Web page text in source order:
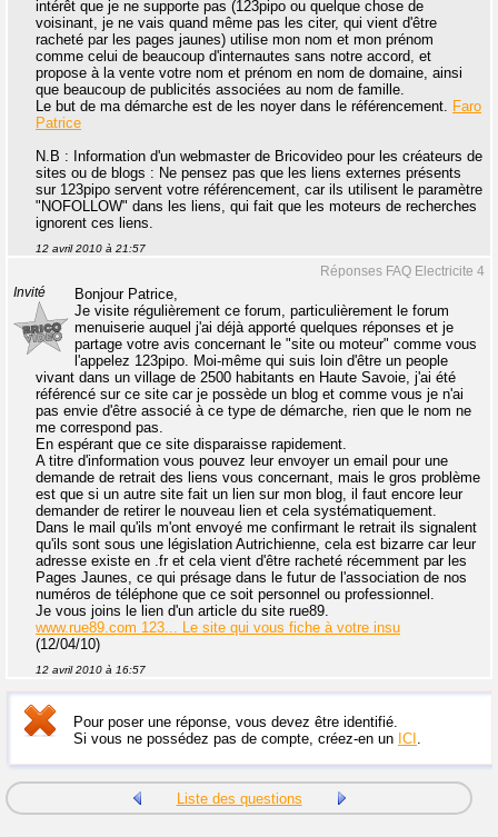
intérêt que je ne supporte pas (123pipo ou quelque chose de
voisinant, je ne vais quand même pas les citer, qui vient d'être
racheté par les pages jaunes) utilise mon nom et mon prénom
comme celui de beaucoup d'internautes sans notre accord, et
propose à la vente votre nom et prénom en nom de domaine, ainsi
que beaucoup de publicités associées au nom de famille.
Le but de ma démarche est de les noyer dans le référencement.
Faro
Patrice
N.B : Information d'un webmaster de Bricovideo pour les créateurs de
sites ou de blogs : Ne pensez pas que les liens externes présents
sur 123pipo servent votre référencement, car ils utilisent le paramètre
"NOFOLLOW" dans les liens, qui fait que les moteurs de recherches
ignorent ces liens.
12 avril 2010 à 21:57
Réponses FAQ Electricite 4
Invité
Bonjour Patrice,
Je visite régulièrement ce forum, particulièrement le forum
menuiserie auquel j'ai déjà apporté quelques réponses et je
partage votre avis concernant le "site ou moteur" comme vous
l'appelez 123pipo. Moi-même qui suis loin d'être un people
vivant dans un village de 2500 habitants en Haute Savoie, j'ai été
référencé sur ce site car je possède un blog et comme vous je n'ai
pas envie d'être associé à ce type de démarche, rien que le nom ne
me correspond pas.
En espérant que ce site disparaisse rapidement.
A titre d'information vous pouvez leur envoyer un email pour une
demande de retrait des liens vous concernant, mais le gros problème
est que si un autre site fait un lien sur mon blog, il faut encore leur
demander de retirer le nouveau lien et cela systématiquement.
Dans le mail qu'ils m'ont envoyé me confirmant le retrait ils signalent
qu'ils sont sous une législation Autrichienne, cela est bizarre car leur
adresse existe en .fr et cela vient d'être racheté récemment par les
Pages Jaunes, ce qui présage dans le futur de l'association de nos
numéros de téléphone que ce soit personnel ou professionnel.
Je vous joins le lien d'un article du site rue89.
www.rue89.com 123... Le site qui vous fiche à votre insu
(12/04/10)
12 avril 2010 à 16:57
Pour poser une réponse, vous devez être identifié.
Si vous ne possédez pas de compte, créez-en un ICI
Liste des questions